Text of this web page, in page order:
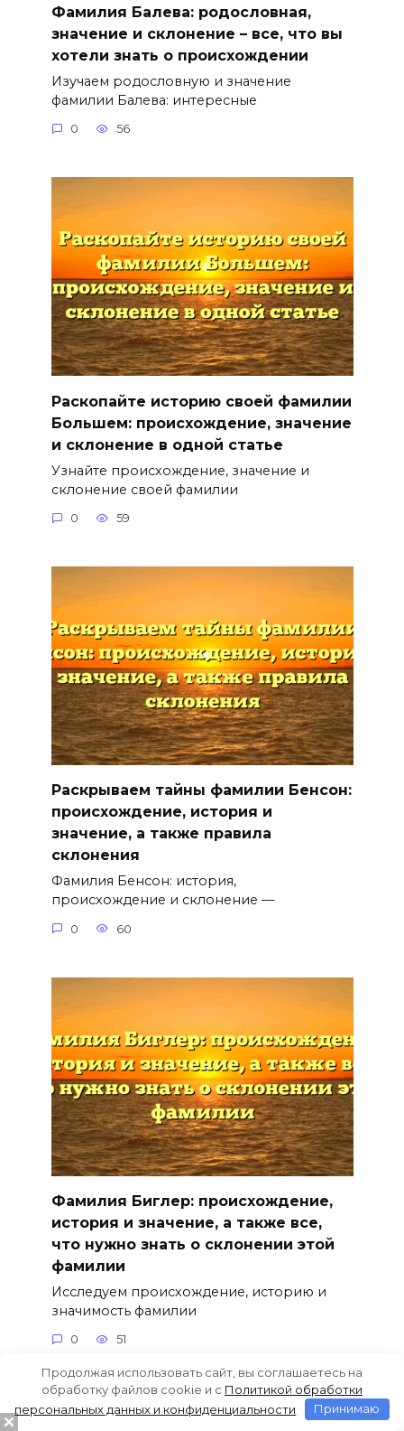
Фамилия Балева: родословная,
значение и склонение – все, что вы
хотели знать о происхождении
Изучаем родословную и значение
фамилии Балева: интересные
0 56
Раскопайте историю своей фамилии
Большем: происхождение, значение
и склонение в одной статье
Узнайте происхождение, значение и
склонение своей фамилии
0 59
Раскрываем тайны фамилии Бенсон:
происхождение, история и
значение, а также правила
склонения
Фамилия Бенсон: история,
происхождение и склонение —
0 60
Фамилия Биглер: происхождение,
история и значение, а также все,
что нужно знать о склонении этой
фамилии
Исследуем происхождение, историю и
значимость фамилии
0 51
Продолжая использовать сайт, вы соглашаетесь на
обработку файлов cookie и c Политикой обработки
персональных данных и конфиденциальности
Принимаю